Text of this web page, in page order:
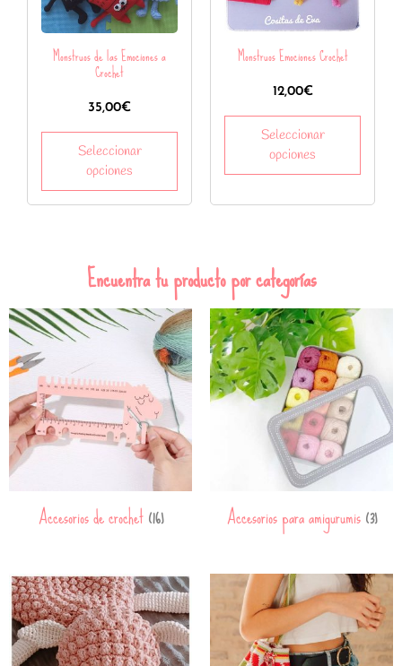
Monstruos de las Emociones a
Crochet
35,00€
Seleccionar
opciones
Monstruos Emociones Crochet
12,00€
Seleccionar
opciones
Encuentra tu producto por categorías
Accesorios de crochet(16) Accesorios para amigurumis(3)